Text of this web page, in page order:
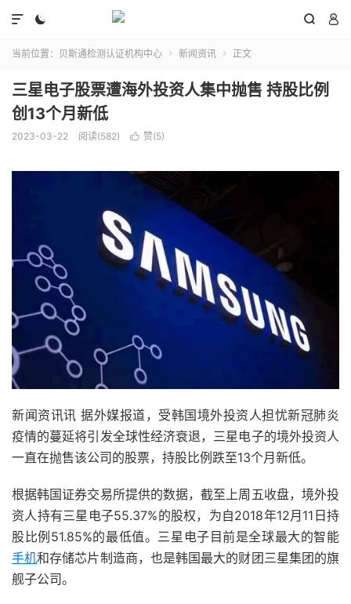
  

当前位置： 贝斯通检测认证机构中心  新闻资讯  正文
三星电子股票遭海外投资人集中抛售 持股比例
创13个月新低
2023-03-22 阅读(582)  赞(5)
新闻资讯讯 据外媒报道，受韩国境外投资人担忧新冠肺炎
疫情的蔓延将引发全球性经济衰退，三星电子的境外投资人
一直在抛售该公司的股票，持股比例跌至13个月新低。
根据韩国证券交易所提供的数据，截至上周五收盘，境外投
资人持有三星电子55.37%的股权，为自2018年12月11日持
股比例51.85%的最低值。三星电子目前是全球最大的智能
手机和存储芯片制造商，也是韩国最大的财团三星集团的旗
舰子公司。